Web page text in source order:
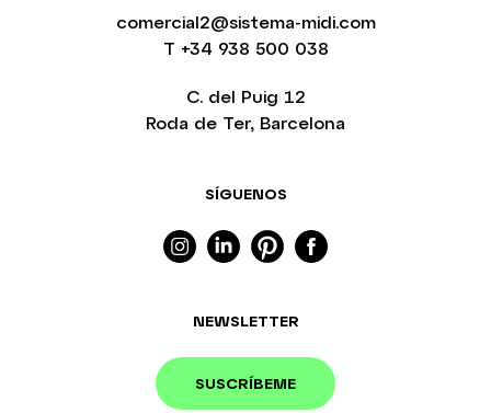
comercial2@sistema-midi.com
T +34 938 500 038
SÍGUENOS
NEWSLETTER
SUSCRÍBEME
C. del Puig 12
Roda de Ter, Barcelona